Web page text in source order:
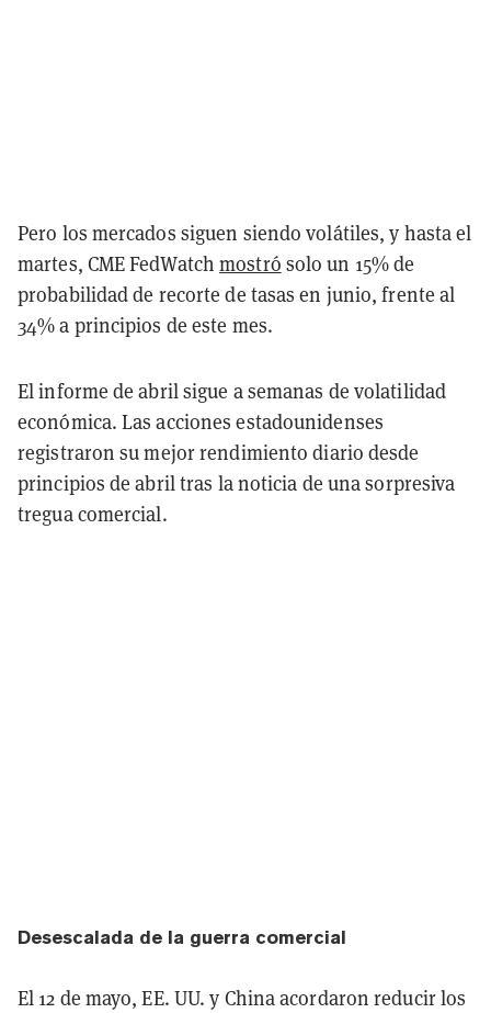
Pero los mercados siguen siendo volátiles, y hasta el
martes, CME FedWatchmostró solo un 15% de
probabilidad de recorte de tasas en junio, frente al
34% a principios de este mes.
El informe de abril sigue a semanas de volatilidad
económica. Las acciones estadounidenses
registraron su mejor rendimiento diario desde
principios de abril tras la noticia de una sorpresiva
tregua comercial.
Desescalada de la guerra comercial
El 12 de mayo, EE. UU. y China acordaron reducir los